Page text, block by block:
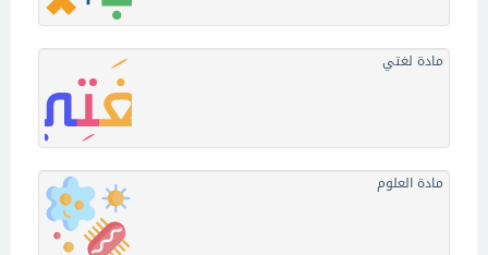
مادة لغتي
مادة العلوم